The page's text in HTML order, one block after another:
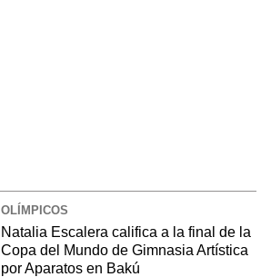
OLÍMPICOS
Natalia Escalera califica a la final de la
Copa del Mundo de Gimnasia Artística
por Aparatos en Bakú